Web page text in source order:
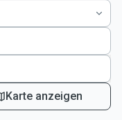
Karte anzeigen